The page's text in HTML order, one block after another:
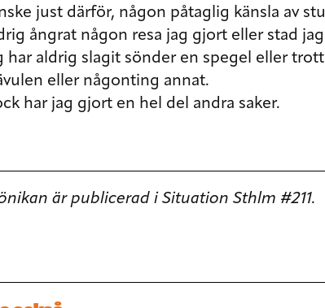
just därför, någon påtaglig känsla av
ångrat någon resa jag gjort eller stad
har aldrig slagit sönder en spegel eller
eller någonting annat.
har jag gjort en hel del andra saker.
är publicerad i Situation Sthlm #211.